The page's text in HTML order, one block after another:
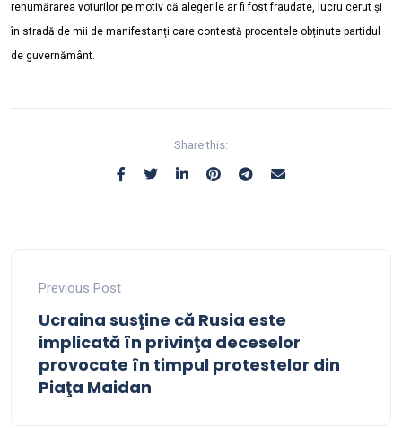
renumărarea voturilor pe motiv că alegerile ar fi fost fraudate, lucru cerut și
în stradă de mii de manifestanți care contestă procentele obținute partidul
de guvernământ.
Share this:
Previous Post
Ucraina susţine că Rusia este
implicată în privinţa deceselor
provocate în timpul protestelor din
Piaţa Maidan